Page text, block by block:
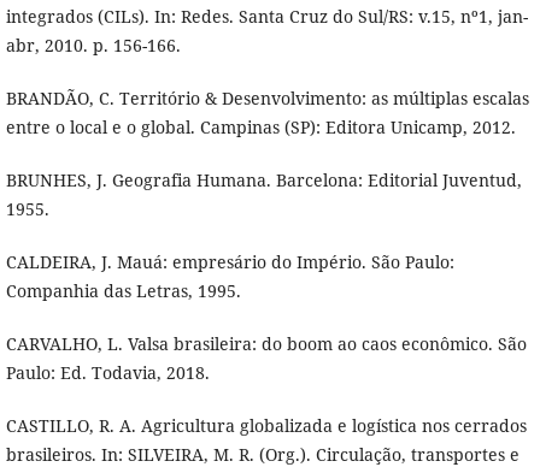
integrados (CILs). In: Redes. Santa Cruz do Sul/RS: v.15, nº1, jan-
abr, 2010. p. 156-166.
BRANDÃO, C. Território & Desenvolvimento: as múltiplas escalas
entre o local e o global. Campinas (SP): Editora Unicamp, 2012.
BRUNHES, J. Geografia Humana. Barcelona: Editorial Juventud,
1955.
CALDEIRA, J. Mauá: empresário do Império. São Paulo:
Companhia das Letras, 1995.
CARVALHO, L. Valsa brasileira: do boom ao caos econômico. São
Paulo: Ed. Todavia, 2018.
CASTILLO, R. A. Agricultura globalizada e logística nos cerrados
brasileiros. In: SILVEIRA, M. R. (Org.). Circulação, transportes e